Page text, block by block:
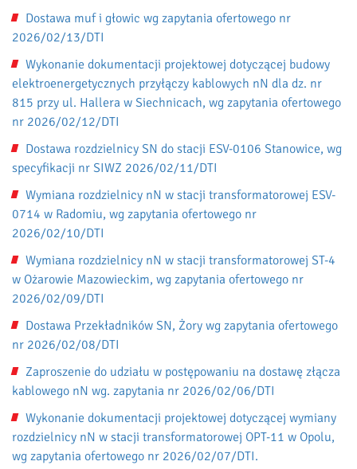
Dostawa muf i głowic wg zapytania ofertowego nr
2026/02/13/DTI
Wykonanie dokumentacji projektowej dotyczącej budowy
elektroenergetycznych przyłączy kablowych nN dla dz. nr
815 przy ul. Hallera w Siechnicach, wg zapytania ofertowego
nr 2026/02/12/DTI
Dostawa rozdzielnicy SN do stacji ESV-0106 Stanowice, wg
specyfikacji nr SIWZ 2026/02/11/DTI
Wymiana rozdzielnicy nN w stacji transformatorowej ESV-
0714 w Radomiu, wg zapytania ofertowego nr
2026/02/10/DTI
Wymiana rozdzielnicy nN w stacji transformatorowej ST-4
w Ożarowie Mazowieckim, wg zapytania ofertowego nr
2026/02/09/DTI
Dostawa Przekładników SN, Żory wg zapytania ofertowego
nr 2026/02/08/DTI
Zaproszenie do udziału w postępowaniu na dostawę złącza
kablowego nN wg. zapytania nr 2026/02/06/DTI
Wykonanie dokumentacji projektowej dotyczącej wymiany
rozdzielnicy nN w stacji transformatorowej OPT-11 w Opolu,
wg zapytania ofertowego nr 2026/02/07/DTI.